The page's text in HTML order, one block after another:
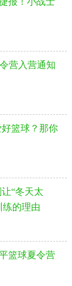
营入营通知
好篮球？那你
“冬天太
练的理由
篮球夏令营